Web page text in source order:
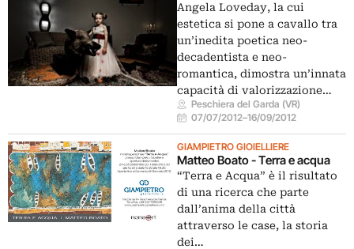
Angela Loveday, la cui
estetica si pone a cavallo tra
un’inedita poetica neo-
decadentista e neo-
romantica, dimostra un’innata
capacità di valorizzazione…
Peschiera del Garda (VR)
07/07/2012–16/09/2012
GIAMPIETRO GIOIELLIERE
Matteo Boato - Terra e acqua
“Terra e Acqua” è il risultato
di una ricerca che parte
dall’anima della città
attraverso le case, la storia
dei…